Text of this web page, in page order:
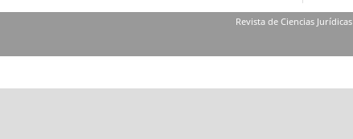
Revista de Ciencias Jurídicas